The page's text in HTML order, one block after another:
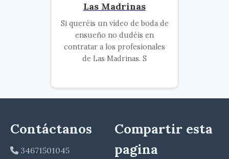
Las Madrinas
Si queréis un vídeo de boda de
ensueño no dudéis en
contratar a los profesionales
de Las Madrinas. S
Contáctanos
34671501045
Compartir esta
pagina